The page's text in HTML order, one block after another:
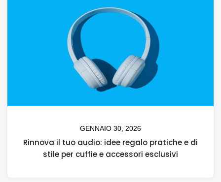
GENNAIO 30, 2026
Rinnova il tuo audio: idee regalo pratiche e di
stile per cuffie e accessori esclusivi